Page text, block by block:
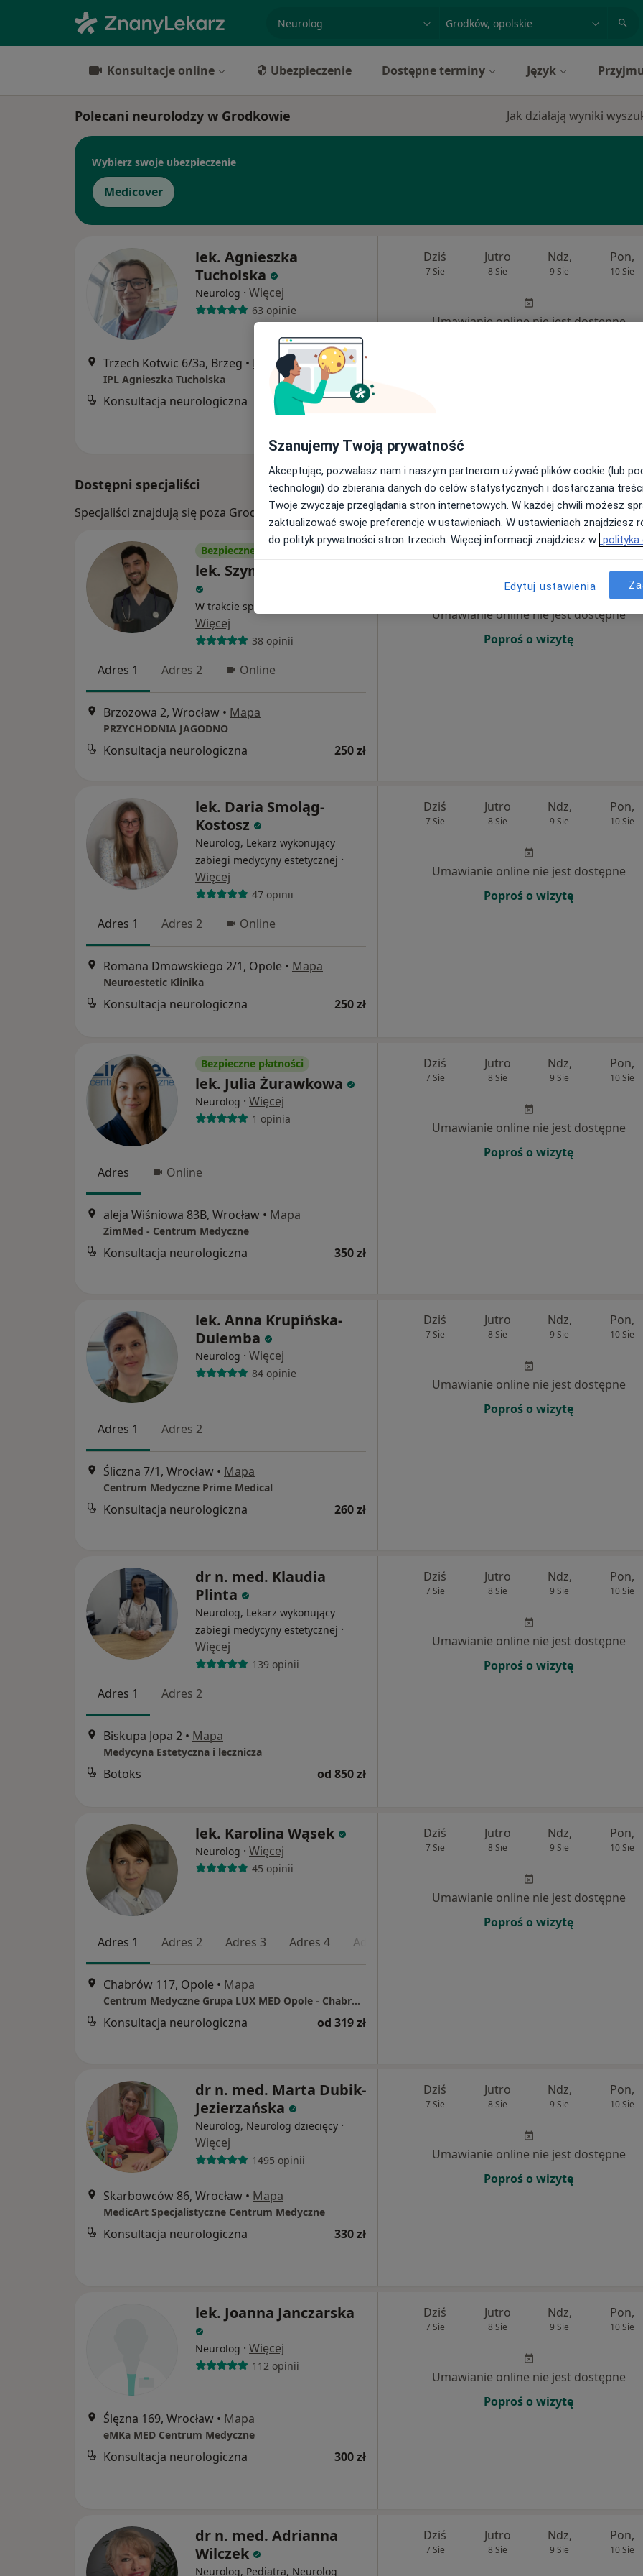
miasto lub dzielnica
Konsultacje online Ubezpieczenie Dostępne terminy Język
Polecani neurolodzy w Grodkowie Jak działają wyniki
Wybierz swoje ubezpieczenie
Medicover
lek. Agnieszka
Tucholska
Neurolog · Więcej
63 opinie
Trzech Kotwic 6/3a, Brzeg • Mapa
IPL Agnieszka Tucholska
Konsultacja neurologiczna od 200 zł
Dziś
7 Sie
Jutro
8 Sie
Ndz,
9 Sie
Pon,
10 Sie
Umawianie online nie jest dostępne
Dostępni specjaliści
Specjaliści znajdują się poza Grodków, opolskie, w obszarach bliskich Twojemu wyszukiwaniu.
Bezpieczne płatności
lek. Szymon Andrusiów
W trakcie specjalizacji (Neurolog)
Więcej
38 opinii
Adres 1 Adres 2 Online
Brzozowa 2, Wrocław • Mapa
PRZYCHODNIA JAGODNO
Konsultacja neurologiczna 250 zł
Ndz, Pon,
Umawianie online nie jest dostępne
Poproś o wizytę
lek. Daria Smoląg-
Kostosz
Neurolog, Lekarz wykonujący
zabiegi medycyny estetycznej ·
Więcej
47 opinii
Adres 1 Adres 2 Online
Romana Dmowskiego 2/1, Opole • Mapa
Neuroestetic Klinika
Konsultacja neurologiczna 250 zł
Dziś
7 Sie
Jutro
8 Sie
Ndz,
9 Sie
Pon,
10 Sie
Umawianie online nie jest dostępne
Poproś o wizytę
Bezpieczne płatności
lek. Julia Żurawkowa
Neurolog · Więcej
1 opinia
Adres Online
aleja Wiśniowa 83B, Wrocław • Mapa
ZimMed - Centrum Medyczne
Konsultacja neurologiczna 350 zł
Dziś
7 Sie
Jutro
8 Sie
Ndz,
9 Sie
Pon,
10 Sie
Umawianie online nie jest dostępne
Poproś o wizytę
lek. Anna Krupińska-
Dulemba
Neurolog · Więcej
84 opinie
Adres 1 Adres 2
Śliczna 7/1, Wrocław • Mapa
Centrum Medyczne Prime Medical
Konsultacja neurologiczna 260 zł
Dziś
7 Sie
Jutro
8 Sie
Ndz,
9 Sie
Pon,
10 Sie
Umawianie online nie jest dostępne
Poproś o wizytę
dr n. med. Klaudia
Plinta
Neurolog, Lekarz wykonujący
zabiegi medycyny estetycznej ·
Więcej
139 opinii
Adres 1 Adres 2
Biskupa Jopa 2 • Mapa
Medycyna Estetyczna i lecznicza
Botoks od 850 zł
Dziś
7 Sie
Jutro
8 Sie
Ndz,
9 Sie
Pon,
10 Sie
Umawianie online nie jest dostępne
Poproś o wizytę
lek. Karolina Wąsek
Neurolog · Więcej
45 opinii
Adres 1 Adres 2 Adres 3 Adres 4 Adres 5
Chabrów 117, Opole • Mapa
Centrum Medyczne Grupa LUX MED Opole - Chabrów 117
Konsultacja neurologiczna od 319 zł
Dziś
7 Sie
Jutro
8 Sie
Ndz,
9 Sie
Pon,
10 Sie
Umawianie online nie jest dostępne
Poproś o wizytę
dr n. med. Marta Dubik-
Jezierzańska
Neurolog, Neurolog dziecięcy ·
Więcej
1495 opinii
Skarbowców 86, Wrocław • Mapa
MedicArt Specjalistyczne Centrum Medyczne
Konsultacja neurologiczna 330 zł
Dziś
7 Sie
Jutro
8 Sie
Ndz,
9 Sie
Pon,
10 Sie
Umawianie online nie jest dostępne
Poproś o wizytę
lek. Joanna Janczarska
Neurolog · Więcej
112 opinii
Ślęzna 169, Wrocław • Mapa
eMKa MED Centrum Medyczne
Konsultacja neurologiczna 300 zł
Dziś
7 Sie
Jutro
8 Sie
Ndz,
9 Sie
Pon,
10 Sie
Umawianie online nie jest dostępne
Poproś o wizytę
dr n. med. Adrianna
Wilczek
Neurolog, Pediatra, Neurolog
Dziś
7 Sie
Jutro
8 Sie
Ndz,
9 Sie
Pon,
10 Sie
Szanujemy Twoją prywatność
Akceptując, pozwalasz nam i naszym partnerom używać plików cookie (lub
technologii) do zbierania danych do celów statystycznych i dostarczania
Twoje zwyczaje przeglądania stron internetowych. W każdej chwili możesz
zaktualizować swoje preferencje w ustawieniach. W ustawieniach znajdziesz
do polityk prywatności stron trzecich. Więcej informacji znajdziesz w polityka
Edytuj ustawienia